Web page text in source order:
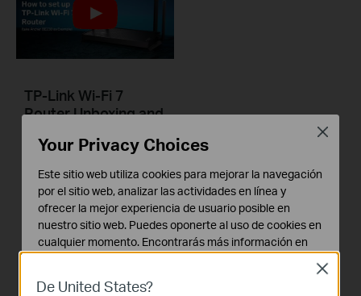
TP-Link Wi-Fi 7
Router Unboxing and
APP (take Archer
BE230 as Example)
This video uses Archer BE230 as an example to show how to configure TP-Link Wi-Fi 7 Router with external antennas. The actual product may vary by model. For detailed information on ports, buttons, and LED indicators, please refer to the user manual for your specific model.
Más
De United States?
Close
Your Privacy Choices
Este sitio web utiliza cookies para mejorar la navegación
por el sitio web, analizar las actividades en línea y
ofrecer la mejor experiencia de usuario posible en
nuestro sitio web. Puedes oponerte al uso de cookies en
cualquier momento. Encontrarás más información en
Cookies Básicas
Close